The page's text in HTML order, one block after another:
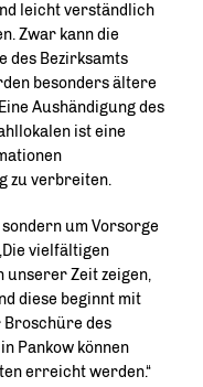
leicht verständlich
Zwar kann die
des Bezirksamts
besonders ältere
Aushändigung des
ist eine
zu verbreiten.
um Vorsorge
vielfältigen
unserer Zeit zeigen,
diese beginnt mit
Broschüre des
Pankow können
erreicht werden.“